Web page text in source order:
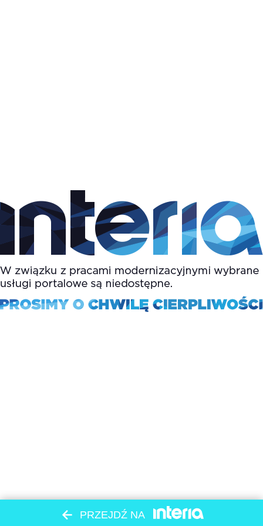
PRZEJDŹ NA